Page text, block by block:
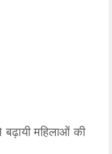
महिलाओं की